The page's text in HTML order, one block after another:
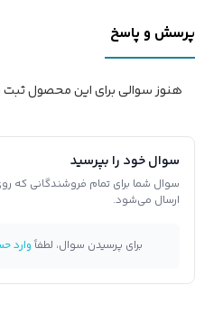
پرسش و پاسخ
هنوز سوالی برای این محصول
سوال خود را بپرسید
ارسال می‌شود.
برای پرسیدن سوال، لطفاًوارد